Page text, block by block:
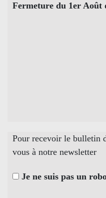
Fermeture du 1er Août
Pour recevoir le bulletin
vous à notre newsletter
Je ne suis pas un